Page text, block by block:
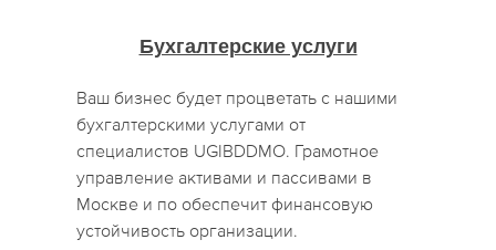
Бухгалтерские услуги
Ваш бизнес будет процветать с нашими
бухгалтерскими услугами от
специалистов UGIBDDMO. Грамотное
управление активами и пассивами в
Москве и по обеспечит финансовую
устойчивость организации.